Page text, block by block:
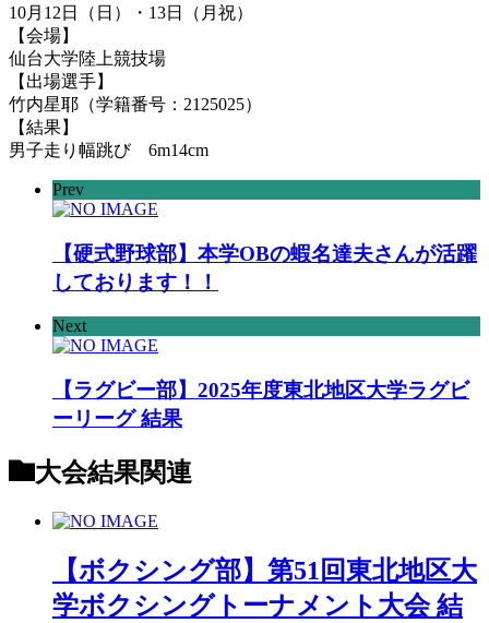
10月12日（日）・13日（月祝）
【会場】
仙台大学陸上競技場
【出場選手】
竹内星耶（学籍番号：2125025）
【結果】
男子走り幅跳び 6m14cm
Prev
【硬式野球部】本学OBの蝦名達夫さんが活躍
しております！！
Next
【ラグビー部】2025年度東北地区大学ラグビ
ーリーグ 結果
大会結果関連
【ボクシング部】第51回東北地区大
学ボクシングトーナメント大会 結